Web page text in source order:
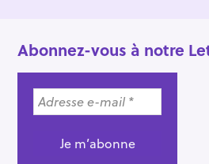
Abonnez-vous à notre